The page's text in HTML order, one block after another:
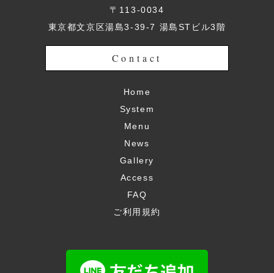
〒113-0034
東京都文京区湯島3-39-7 湯島STビル3階
Contact
Home
System
Menu
News
Gallery
Access
FAQ
ご利用規約